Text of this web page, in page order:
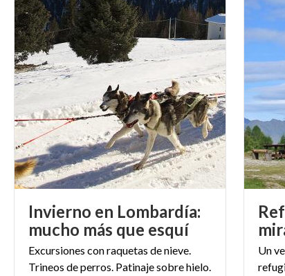
Invierno en Lombardía:
mucho más que esquí
Excursiones con raquetas de nieve.
Trineos de perros. Patinaje sobre hielo.
Un